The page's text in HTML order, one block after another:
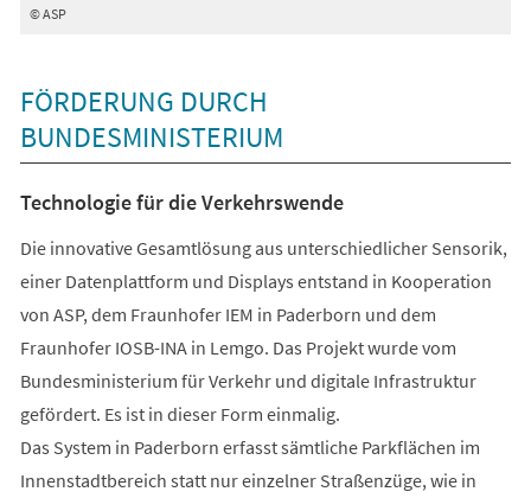
© ASP
FÖRDERUNG DURCH
BUNDESMINISTERIUM
Technologie für die Verkehrswende
Die innovative Gesamtlösung aus unterschiedlicher Sensorik,
einer Datenplattform und Displays entstand in Kooperation
von ASP, dem Fraunhofer IEM in Paderborn und dem
Fraunhofer IOSB-INA in Lemgo. Das Projekt wurde vom
Bundesministerium für Verkehr und digitale Infrastruktur
gefördert. Es ist in dieser Form einmalig.
Das System in Paderborn erfasst sämtliche Parkflächen im
Innenstadtbereich statt nur einzelner Straßenzüge, wie in